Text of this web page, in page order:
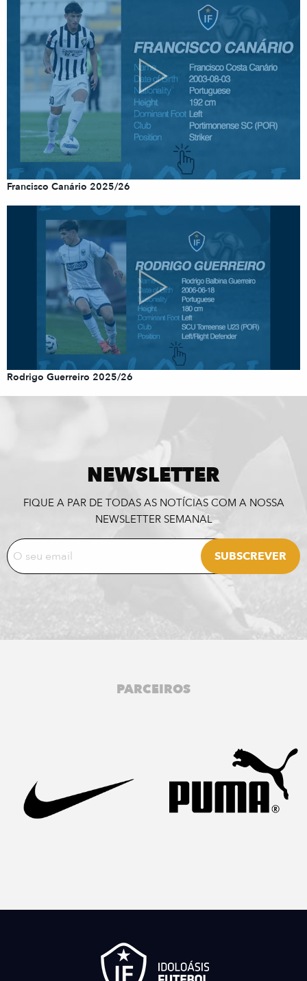
Francisco Canário 2025/26
Rodrigo Guerreiro 2025/26
NEWSLETTER
FIQUE A PAR DE TODAS AS NOTÍCIAS COM A NOSSA
NEWSLETTER SEMANAL
PARCEIROS